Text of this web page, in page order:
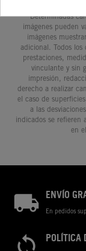
Determinadas
imágenes pueden
imágenes
adicional. Todos
prestaciones,
vinculante y sin
impresión,
derecho a realizar
el caso de
a las
indicados se refieren
en
ENVÍO
En pedidos
POLÍTICA